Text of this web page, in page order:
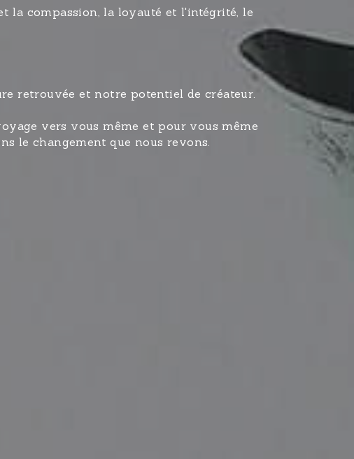
la compassion, la loyauté et l'intégrité, le
retrouvée et notre potentiel de créateur.
vers vous même et pour vous même
le changement que nous revons.